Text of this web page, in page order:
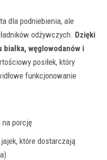
dla podniebienia, ale
odżywczych. Dzięki
węglowodanów i
posiłek, który
funkcjonowanie
na porcję
które dostarczają